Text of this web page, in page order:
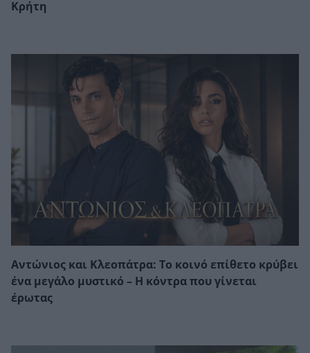
Κρήτη
Αντώνιος και Κλεοπάτρα: Το κοινό επίθετο κρύβει
ένα μεγάλο μυστικό – Η κόντρα που γίνεται
έρωτας